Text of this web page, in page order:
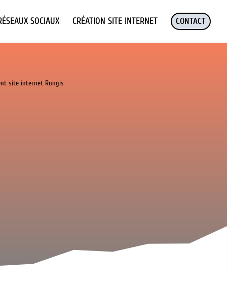
SOCIAUX CRÉATION SITE INTERNET CONTACT